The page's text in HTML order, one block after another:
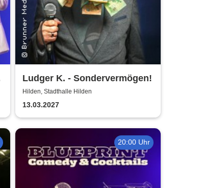
Ludger K. - Sondervermögen!
Hilden, Stadthalle Hilden
13.03.2027
20:00 Uhr